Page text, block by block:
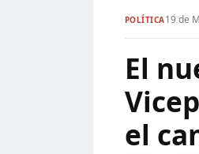
POLÍTICA19 de
El
el